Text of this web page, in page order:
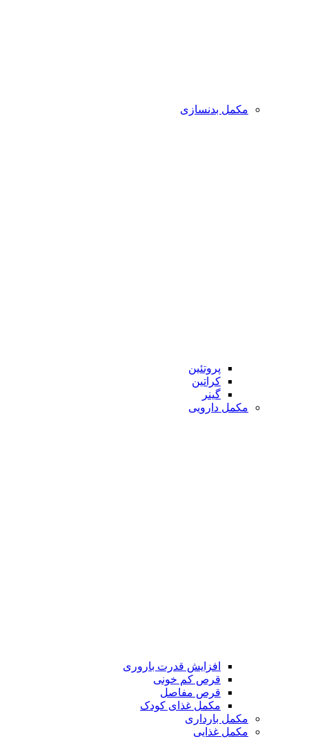
مکمل بدنسازی
پروتئین
کراتین
گینر
مکمل دارویی
افزایش قدرت باروری
قرص کم خونی
قرص مفاصل
مکمل غذای کودک
مکمل بارداری
مکمل غذایی